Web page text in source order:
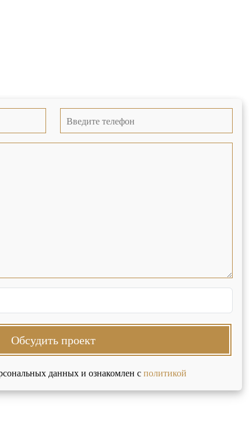
Обсудить проект
данных и ознакомлен сполитикой